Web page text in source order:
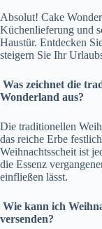
Absolut! Cake
Küchenlieferung und
Haustür. Entdecken
steigern Sie Ihr
Was zeichnet die
Wonderland aus?
Die traditionellen
das reiche Erbe
Weihnachtsscheit ist
die Essenz
einfließen lässt.
Wie kann ich
versenden?